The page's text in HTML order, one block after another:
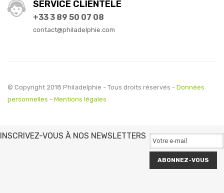
SERVICE CLIENTÈLE
+33 3 89 50 07 08
contact@philadelphie.com
© Copyright 2018 Philadelphie - Tous droits réservés - Données
personnelles - Mentions légales
INSCRIVEZ-VOUS À NOS NEWSLETTERS
ABONNEZ-VOUS